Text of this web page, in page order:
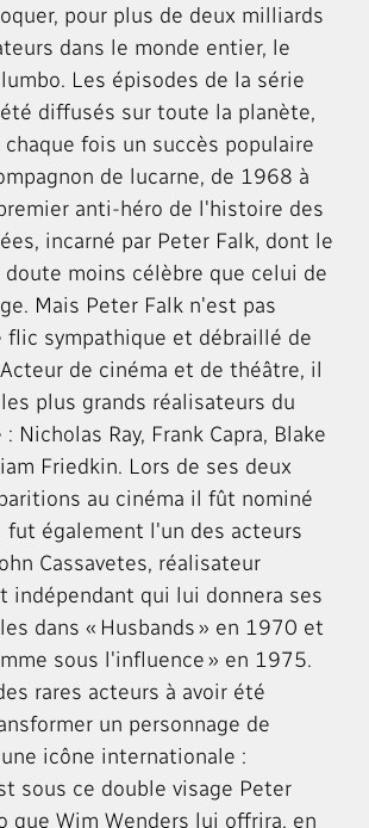
pour plus de deux milliards
dans le monde entier, le
Les épisodes de la série
diffusés sur toute la planète,
fois un succès populaire
de lucarne, de 1968 à
anti-héro de l'histoire des
incarné par Peter Falk, dont le
doute moins célèbre que celui de
Mais Peter Falk n'est pas
flic sympathique et débraillé de
de cinéma et de théâtre, il
plus grands réalisateurs du
Nicholas Ray, Frank Capra, Blake
Friedkin. Lors de ses deux
au cinéma il fût nominé
fut également l'un des acteurs
Cassavetes, réalisateur
indépendant qui lui donnera ses
dans « Husbands » en 1970 et
sous l'influence » en 1975.
rares acteurs à avoir été
un personnage de
icône internationale :
sous ce double visage Peter
que Wim Wenders lui offrira, en